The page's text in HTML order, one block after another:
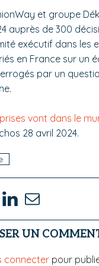
et groupe
auprès de 300
exécutif dans les
en France sur un
par un
vont dans le
28 avril 2024.
UN
connecter pour